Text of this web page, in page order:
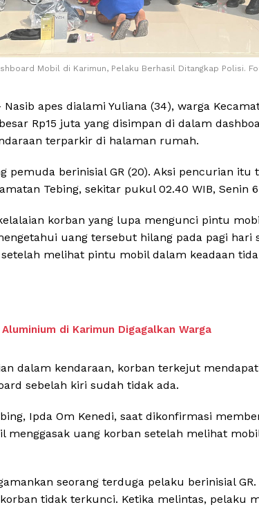
Mobil di Karimun, Pelaku Berhasil Ditangkap Polisi.
apes dialami Yuliana (34), warga
Rp15 juta yang disimpan di dalam
terparkir di halaman rumah.
pemuda berinisial GR (20). Aksi pencurian itu
Tebing, sekitar pukul 02.40 WIB, Senin
korban yang lupa mengunci pintu
uang tersebut hilang pada pagi hari
melihat pintu mobil dalam keadaan
di Karimun Digagalkan Warga
dalam kendaraan, korban terkejut
sebelah kiri sudah tidak ada.
Ipda Om Kenedi, saat dikonfirmasi
menggasak uang korban setelah melihat
seorang terduga pelaku berinisial
tidak terkunci. Ketika melintas, pelaku